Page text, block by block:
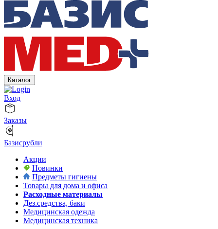
Каталог
Вход
Заказы
Базисрубли
Акции
Новинки
Предметы гигиены
Товары для дома и офиса
Расходные материалы
Дез.средства, баки
Медицинская одежда
Медицинская техника